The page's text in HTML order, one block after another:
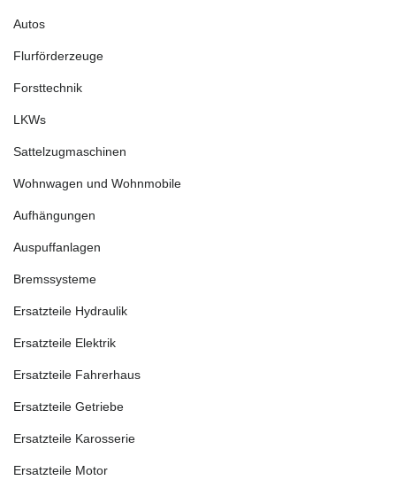
Autos
Flurförderzeuge
Forsttechnik
LKWs
Sattelzugmaschinen
Wohnwagen und Wohnmobile
Aufhängungen
Auspuffanlagen
Bremssysteme
Ersatzteile Hydraulik
Ersatzteile Elektrik
Ersatzteile Fahrerhaus
Ersatzteile Getriebe
Ersatzteile Karosserie
Ersatzteile Motor